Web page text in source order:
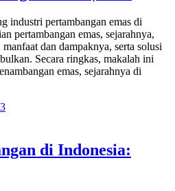
industri pertambangan emas di
pertambangan emas, sejarahnya,
dan dampaknya, serta solusi
Secara ringkas, makalah ini
emas, sejarahnya di
di Indonesia: